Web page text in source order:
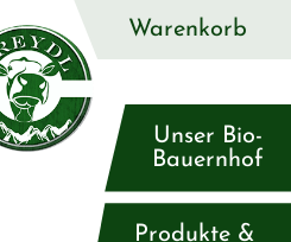
Unser Bio-
Bauernhof
Produkte &
Warenkorb